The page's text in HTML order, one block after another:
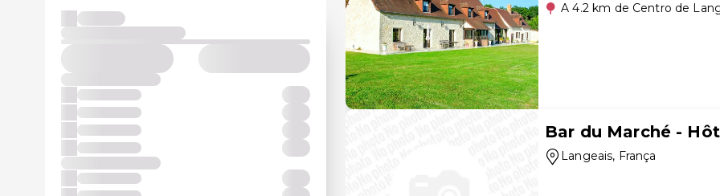
A 4.2 km de Centro de
Bar du Marché -
Langeais, França